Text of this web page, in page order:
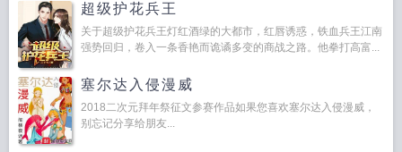
超级护花兵王
关于超级护花兵王灯红酒绿的大都市，红唇诱惑，铁血兵王江南
强势回归，卷入一条香艳而诡谲多变的商战之路。他拳打高富...
塞尔达入侵漫威
2018二次元拜年祭征文参赛作品如果您喜欢塞尔达入侵漫威，
别忘记分享给朋友...